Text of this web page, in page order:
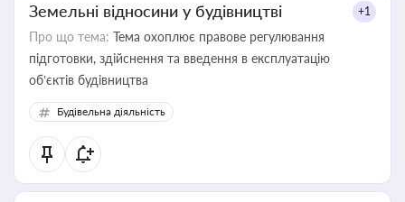
Земельні відносини у будівництві +1
Про що тема: Тема охоплює правове регулювання
підготовки, здійснення та введення в експлуатацію
об’єктів будівництва
Будівельна діяльність